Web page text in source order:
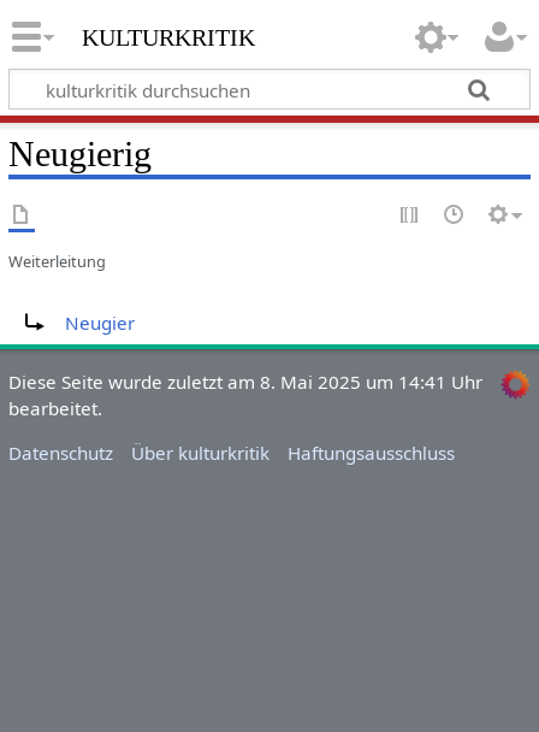
kulturkritik
Neugierig
Weiterleitung
Neugier
Diese Seite wurde zuletzt am 8. Mai 2025 um 14:41 Uhr
bearbeitet.
Datenschutz
Über kulturkritik Haftungsausschluss